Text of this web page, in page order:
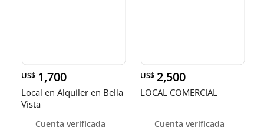
US$ 1,700
Local en Alquiler en Bella
Vista
Cuenta verificada
US$ 2,500
LOCAL COMERCIAL
Cuenta verificada